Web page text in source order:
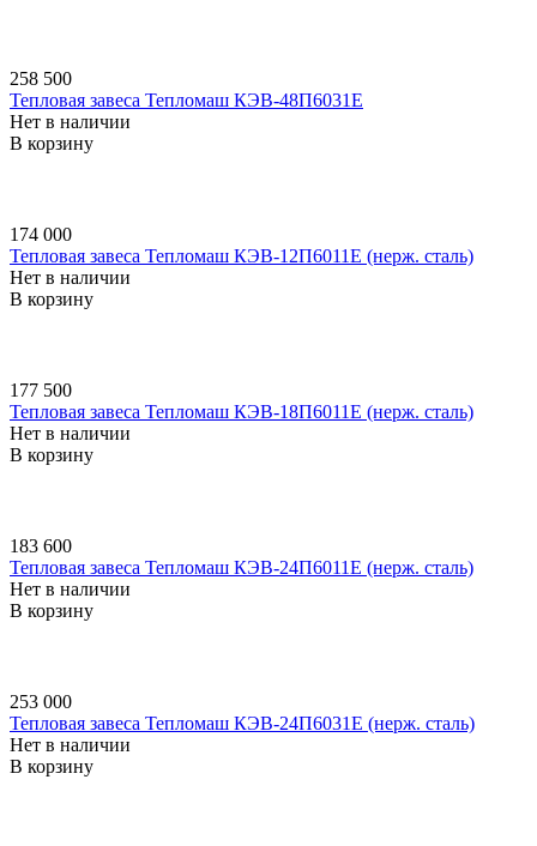
258 500
Тепловая завеса Тепломаш КЭВ-48П6031E
Нет в наличии
В корзину
174 000
Тепловая завеса Тепломаш КЭВ-12П6011E (нерж. сталь)
Нет в наличии
В корзину
177 500
Тепловая завеса Тепломаш КЭВ-18П6011E (нерж. сталь)
Нет в наличии
В корзину
183 600
Тепловая завеса Тепломаш КЭВ-24П6011E (нерж. сталь)
Нет в наличии
В корзину
253 000
Тепловая завеса Тепломаш КЭВ-24П6031E (нерж. сталь)
Нет в наличии
В корзину